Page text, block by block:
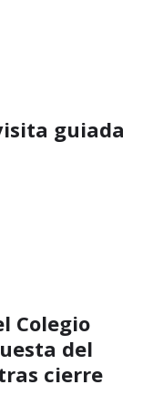
guiada
Colegio
del
cierre